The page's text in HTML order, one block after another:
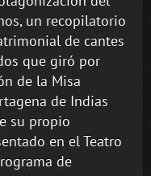
un recopilatorio
de cantes
que giró por
de la Misa
de Indias
su propio
en el Teatro
de